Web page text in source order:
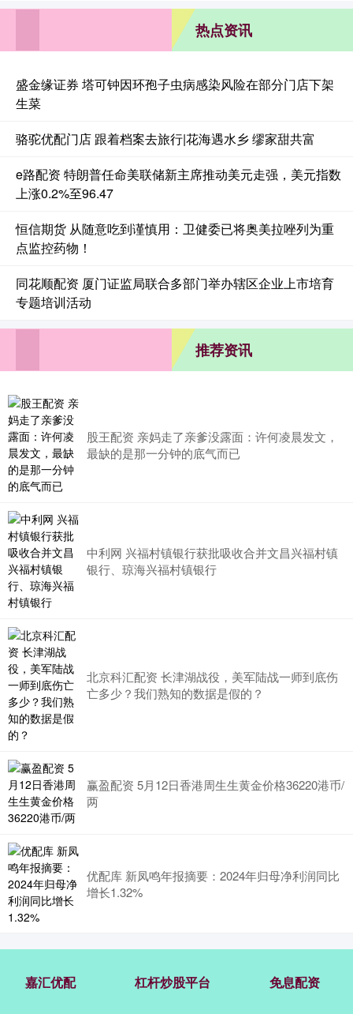
热点资讯
盛金缘证券 塔可钟因环孢子虫病感染风险在部分门店下架
生菜
骆驼优配门店 跟着档案去旅行|花海遇水乡 缪家甜共富
e路配资 特朗普任命美联储新主席推动美元走强，美元指数
上涨0.2%至96.47
恒信期货 从随意吃到谨慎用：卫健委已将奥美拉唑列为重
点监控药物！
同花顺配资 厦门证监局联合多部门举办辖区企业上市培育
专题培训活动
推荐资讯
股王配资 亲妈走了亲爹没露面：许何凌晨发文，
最缺的是那一分钟的底气而已
中利网 兴福村镇银行获批吸收合并文昌兴福村镇
银行、琼海兴福村镇银行
北京科汇配资 长津湖战役，美军陆战一师到底伤
亡多少？我们熟知的数据是假的？
赢盈配资 5月12日香港周生生黄金价格36220港币/
两
优配库 新凤鸣年报摘要：2024年归母净利润同比
增长1.32%
嘉汇优配 杠杆炒股平台 免息配资